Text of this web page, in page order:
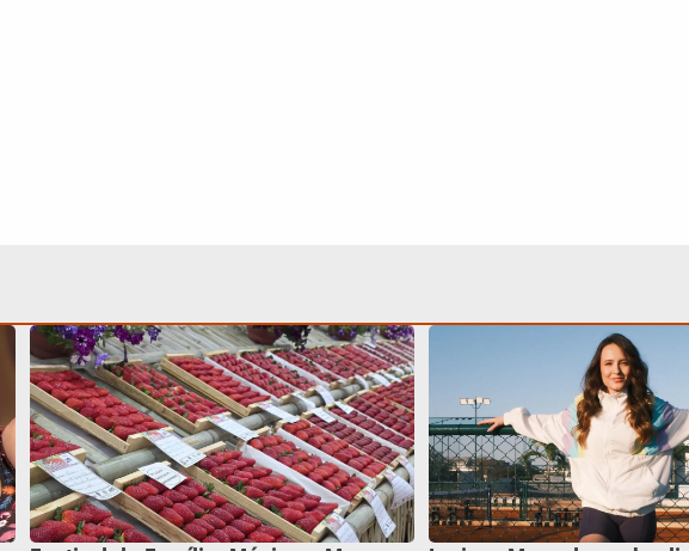
Continua após a publicidade
Cotidiano Esportes Mundo